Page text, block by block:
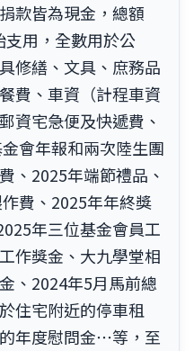
款皆為現金，總額
用，全數用於公
修繕、文具、庶務品
費、車資（計程車資
資宅急便及快遞費、
會年報和兩次陸生團
、2025年端節禮品、
費、2025年年終獎
年三位基金會員工
作獎金、大九學堂相
、2024年5月馬前總
住宅附近的停車租
年度慰問金⋯等，至